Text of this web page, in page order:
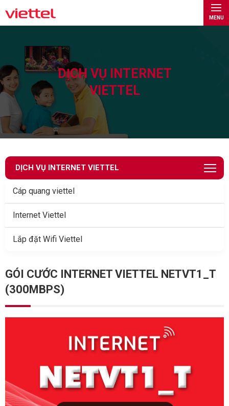
MENU
DỊCH VỤ INTERNET
VIETTEL
DỊCH VỤ INTERNET VIETTEL
Cáp quang viettel
Internet Viettel
Lắp đặt Wifi Viettel
GÓI CƯỚC INTERNET VIETTEL NETVT1_T
(300MBPS)